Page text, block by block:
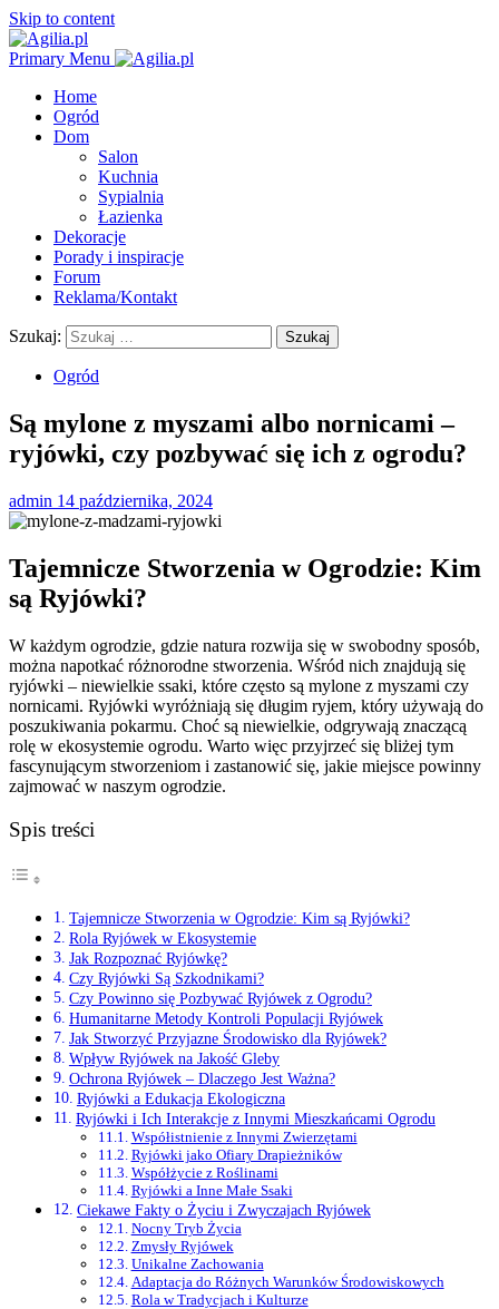
Skip to content
Primary Menu
Home
Ogród
Dom
Salon
Kuchnia
Sypialnia
Łazienka
Dekoracje
Porady i inspiracje
Forum
Reklama/Kontakt
Szukaj:
Ogród
Są mylone z myszami albo nornicami –
ryjówki, czy pozbywać się ich z ogrodu?
admin 14 października, 2024
Tajemnicze Stworzenia w Ogrodzie: Kim
są Ryjówki?
W każdym ogrodzie, gdzie natura rozwija się w swobodny sposób,
można napotkać różnorodne stworzenia. Wśród nich znajdują się
ryjówki – niewielkie ssaki, które często są mylone z myszami czy
nornicami. Ryjówki wyróżniają się długim ryjem, który używają do
poszukiwania pokarmu. Choć są niewielkie, odgrywają znaczącą
rolę w ekosystemie ogrodu. Warto więc przyjrzeć się bliżej tym
fascynującym stworzeniom i zastanowić się, jakie miejsce powinny
zajmować w naszym ogrodzie.
Spis treści
Tajemnicze Stworzenia w Ogrodzie: Kim są Ryjówki?
Rola Ryjówek w Ekosystemie
Jak Rozpoznać Ryjówkę?
Czy Ryjówki Są Szkodnikami?
Czy Powinno się Pozbywać Ryjówek z Ogrodu?
Humanitarne Metody Kontroli Populacji Ryjówek
Jak Stworzyć Przyjazne Środowisko dla Ryjówek?
Wpływ Ryjówek na Jakość Gleby
Ochrona Ryjówek – Dlaczego Jest Ważna?
Ryjówki a Edukacja Ekologiczna
Ryjówki i Ich Interakcje z Innymi Mieszkańcami Ogrodu
Współistnienie z Innymi Zwierzętami
Ryjówki jako Ofiary Drapieżników
Współżycie z Roślinami
Ryjówki a Inne Małe Ssaki
Ciekawe Fakty o Życiu i Zwyczajach Ryjówek
Nocny Tryb Życia
Zmysły Ryjówek
Unikalne Zachowania
Adaptacja do Różnych Warunków Środowiskowych
Rola w Tradycjach i Kulturze